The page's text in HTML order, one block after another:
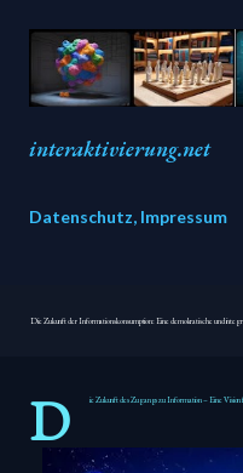
interaktivierung.net
Datenschutz, Impressum
Die Zukunft der Informationskonsumption: Eine demokratische und
D ie Zukunft des Zugangs zu Information – Eine